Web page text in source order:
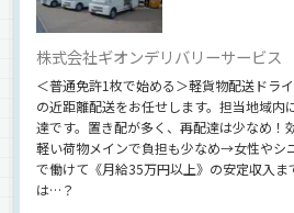
株式会社ギオンデリバリーサービス
＜普通免許1枚で始める＞軽貨物配送ドラ
の近距離配送をお任せします。担当地域内
達です。置き配が多く、再配達は少なめ
軽い荷物メインで負担も少なめ→女性やシ
で働けて《月給35万円以上》の安定収入ま
は…？